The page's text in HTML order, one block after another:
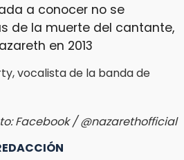
a conocer no se
de la muerte del cantante,
en 2013
Facebook / @nazarethofficial